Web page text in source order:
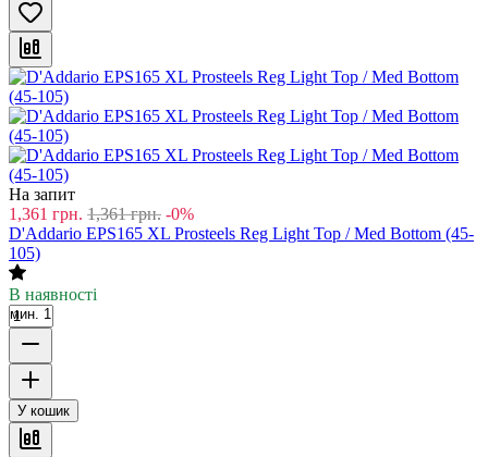
На запит
1,361 грн. 1,361 грн. -0%
D'Addario EPS165 XL Prosteels Reg Light Top / Med Bottom (45-
105)
В наявності
мин. 1
У кошик